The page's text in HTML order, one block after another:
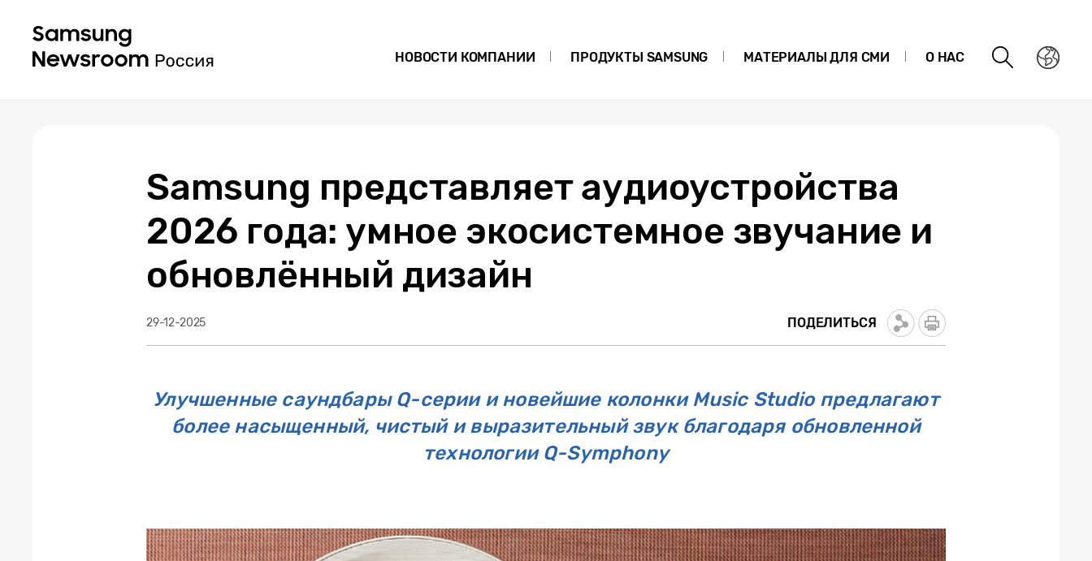
НОВОСТИ КОМПАНИИ ПРОДУКТЫ SAMSUNG МАТЕРИАЛЫ ДЛЯ СМИ О НАС
Samsung представляет аудиоустройства
2026 года: умное экосистемное звучание и
обновлённый дизайн
29-12-2025 ПОДЕЛИТЬСЯ
Улучшенные саундбары Q-серии и новейшие колонки Music Studio предлагают
более насыщенный, чистый и выразительный звук благодаря обновленной
технологии Q-Symphony